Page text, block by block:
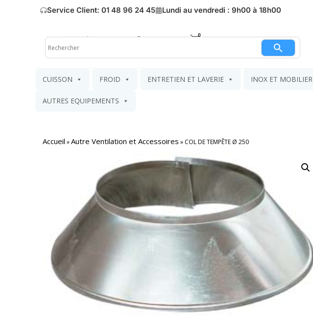
Service Client: 01 48 96 24 45 Lundi au vendredi : 9h00 à 18h00
Mon compte Mon panier
CUISSON FROID ENTRETIEN ET LAVERIE INOX ET MOBILIER
AUTRES EQUIPEMENTS
Accueil »Autre Ventilation et Accessoires » COL DE TEMPÊTE Ø 250